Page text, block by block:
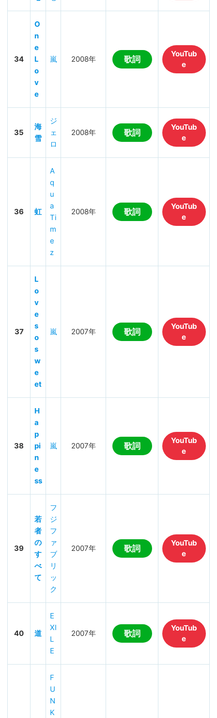
34
O
n
e
L
o
v
e
嵐 2008年 歌詞
YouTub
e
35
海
雪
ジ
ェ
ロ
2008年 歌詞
YouTub
e
36 虹
A
q
u
a
Ti
m
e
z
2008年 歌詞
YouTub
e
37
L
o
v
e
s
o
s
w
e
et
嵐 2007年 歌詞
YouTub
e
38
H
a
p
pi
n
e
ss
嵐 2007年 歌詞
YouTub
e
39
若
者
の
す
べ
て
フ
ジ
フ
ァ
ブ
リ
ッ
ク
2007年 歌詞
YouTub
e
40 道
E
XI
L
E
2007年 歌詞
YouTub
e
F
U
N
K